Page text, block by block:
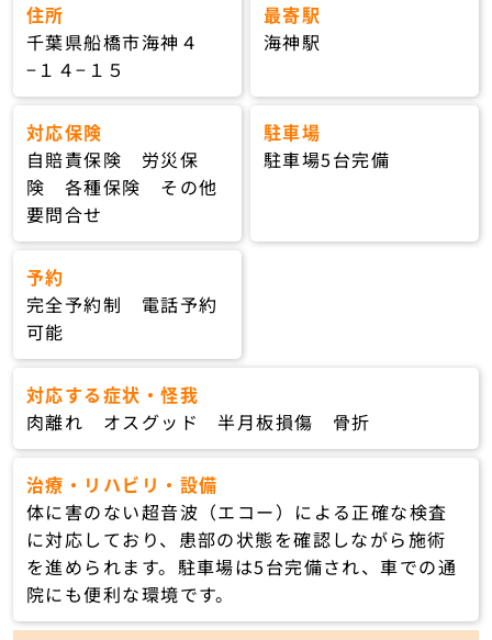
治療・リハビリ・設備
体に害のない超音波（エコー）による正確な検査
に対応しており、患部の状態を確認しながら施術
を進められます。駐車場は5台完備され、車での通
院にも便利な環境です。
住所
千葉県船橋市海神４
−１４−１５
最寄駅
海神駅
対応保険
自賠責保険 労災保
険 各種保険 その他
要問合せ
駐車場
駐車場5台完備
予約
完全予約制 電話予約
可能
対応する症状・怪我
肉離れ オスグッド 半月板損傷 骨折